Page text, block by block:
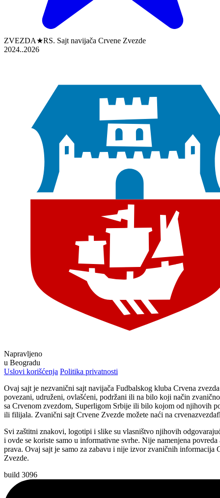
ZVEZDA★RS. Sajt navijača Crvene Zvezde
2024..2026
Napravljeno
u Beogradu
Uslovi korišćenja Politika privatnosti
Ovaj sajt je nezvanični sajt navijača Fudbalskog kluba Crvena
povezani, udruženi, ovlašćeni, podržani ili na bilo koji način
sa Crvenom zvezdom, Superligom Srbije ili bilo kojom od njihovih
ili filijala. Zvanični sajt Crvene Zvezde možete naći na
Svi zaštitni znakovi, logotipi i slike su vlasništvo njihovih
i ovde se koriste samo u informativne svrhe. Nije namenjena povreda
prava. Ovaj sajt je samo za zabavu i nije izvor zvaničnih informacija
Zvezde.
build 3096